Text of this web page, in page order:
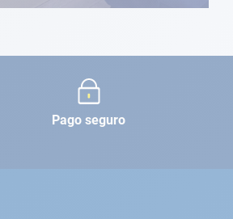
Pago seguro